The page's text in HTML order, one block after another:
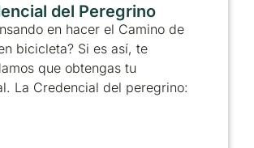
del Peregrino
en hacer el Camino de
bicicleta? Si es así, te
que obtengas tu
La Credencial del peregrino: